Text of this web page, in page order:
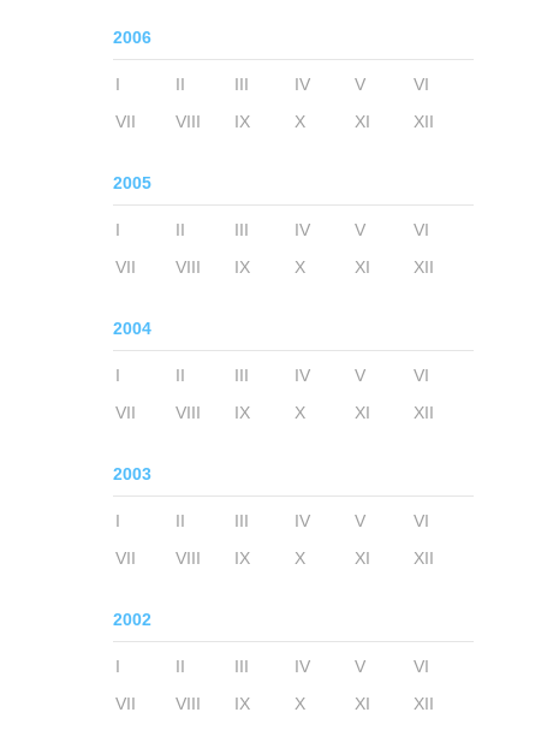
2006
I II III IV V
VI
VII
VIII IX X XI XII
2005
I II III IV V
VI
VII
VIII IX X XI XII
2004
I II III IV V
VI
VII
VIII IX X XI XII
2003
I II III IV V
VI
VII
VIII IX X XI XII
2002
I II III IV V
VI
VII
VIII IX X XI XII